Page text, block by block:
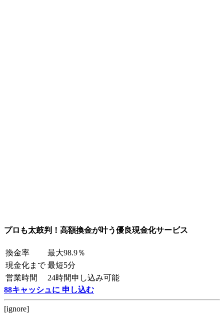
プロも太鼓判！高額換金が叶う優良現金化サービス
換金率
最大98.9％
現金化まで 最短5分
営業時間
24時間申し込み可能
88キャッシュに 申し込む
[ignore]